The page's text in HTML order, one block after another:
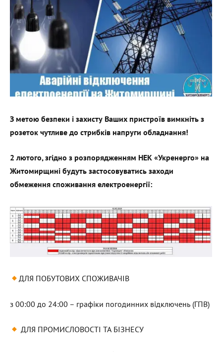
З метою безпеки і захисту Ваших пристроїв вимкніть з
розеток чутливе до стрибків напруги обладнання!
2 лютого, згідно з розпорядженням НЕК «Укренерго» на
Житомирщині будуть застосовуватись заходи
обмеження споживання електроенергії:
ДЛЯ ПОБУТОВИХ СПОЖИВАЧІВ
з 00:00 до 24:00 – графіки погодинних відключень (ГПВ)
ДЛЯ ПРОМИСЛОВОСТІ ТА БІЗНЕСУ